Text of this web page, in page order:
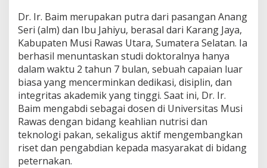
k
o
r
F
a
k
u
l
t
a
s
P
e
Dr. Ir. Baim merupakan putra dari pasangan Anang
Seri (alm) dan Ibu Jahiyu, berasal dari Karang Jaya,
Kabupaten Musi Rawas Utara, Sumatera Selatan. Ia
berhasil menuntaskan studi doktoralnya hanya
dalam waktu 2 tahun 7 bulan, sebuah capaian luar
biasa yang mencerminkan dedikasi, disiplin, dan
integritas akademik yang tinggi. Saat ini, Dr. Ir.
Baim mengabdi sebagai dosen di Universitas Musi
Rawas dengan bidang keahlian nutrisi dan
teknologi pakan, sekaligus aktif mengembangkan
riset dan pengabdian kepada masyarakat di bidang
peternakan.